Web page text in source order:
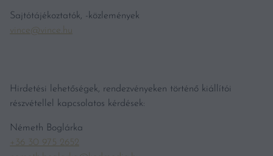
Sajtótájékoztatók, -közlemények
vince@vince.hu
Hirdetési lehetőségek, rendezvényeken történő kiállítói
részvétellel kapcsolatos kérdések:
Németh Boglárka
+36 30 975 2652